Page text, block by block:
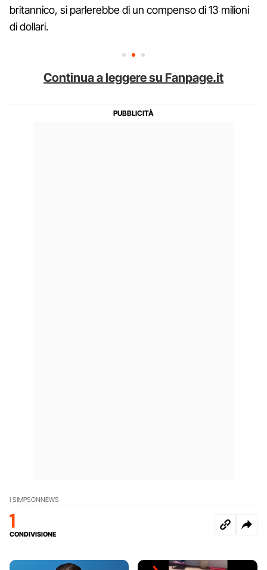
britannico, si parlerebbe di un compenso di 13 milioni
di dollari.
Continua a leggere su Fanpage.it
I SIMPSONNEWS
1
CONDIVISIONE